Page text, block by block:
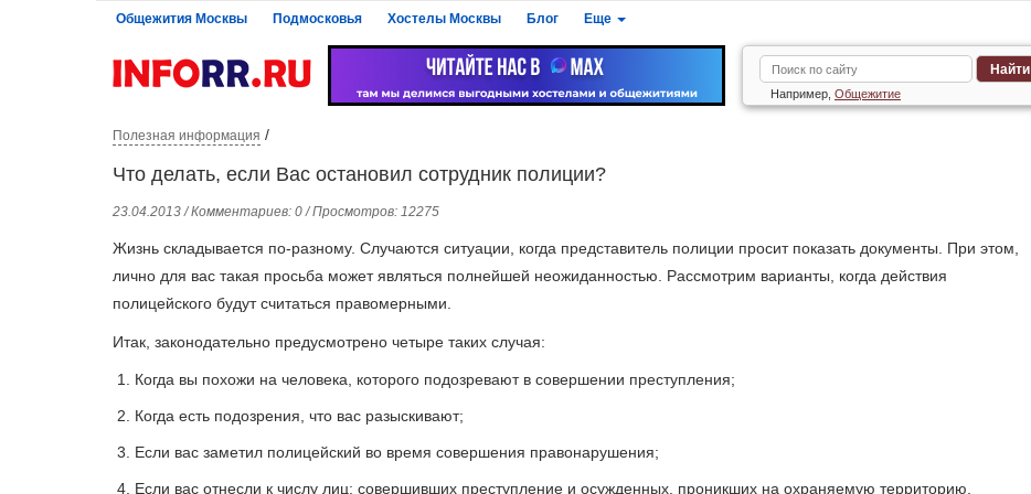
Общежития Москвы Подмосковья Хостелы Москвы Блог Еще
Найти
Например, Общежитие
Полезная информация /
Что делать, если Вас остановил сотрудник полиции?
23.04.2013 / Комментариев: 0 / Просмотров: 12275
Жизнь складывается по-разному. Случаются ситуации, когда представитель полиции просит показать документы. При этом,
лично для вас такая просьба может являться полнейшей неожиданностью. Рассмотрим варианты, когда действия
полицейского будут считаться правомерными.
Итак, законодательно предусмотрено четыре таких случая:
Когда вы похожи на человека, которого подозревают в совершении преступления;
Когда есть подозрения, что вас разыскивают;
Если вас заметил полицейский во время совершения правонарушения;
Если вас отнесли к числу лиц: совершивших преступление и осужденных, проникших на охраняемую территорию,